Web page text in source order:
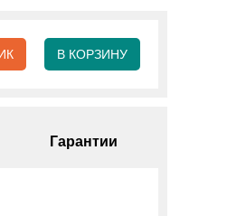
В КОРЗИНУ
Гарантии